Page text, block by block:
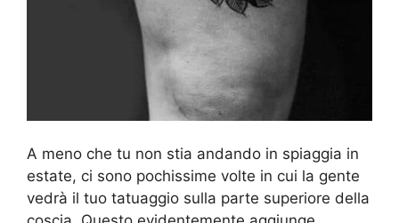
A meno che tu non stia andando in spiaggia in
estate, ci sono pochissime volte in cui la gente
vedrà il tuo tatuaggio sulla parte superiore della